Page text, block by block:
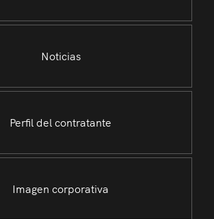
Noticias
Perfil del contratante
Imagen corporativa